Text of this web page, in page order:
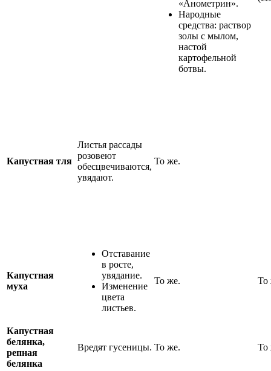
«Анометрин».
Народные
средства: раствор
золы с мылом,
настой
картофельной
ботвы.
Капустная тля
Листья рассады
розовеют
обесцвечиваются,
увядают.
То же.
Капустная
муха
Отставание
в росте,
увядание.
Изменение
цвета
листьев.
То же. То
Капустная
белянка,
репная
белянка
Вредят гусеницы. То же. То